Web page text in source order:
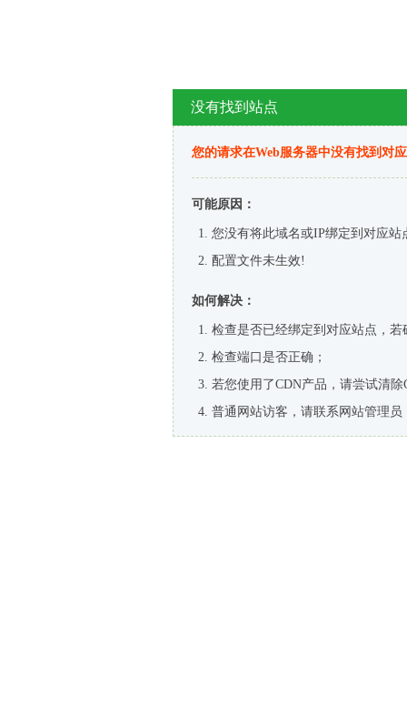
没有找到站点
您的请求在Web服务器中没有找到对
可能原因：
您没有将此域名或IP绑定到对应站
配置文件未生效!
如何解决：
检查是否已经绑定到对应站点，
检查端口是否正确；
若您使用了CDN产品，请尝试清除
普通网站访客，请联系网站管理员